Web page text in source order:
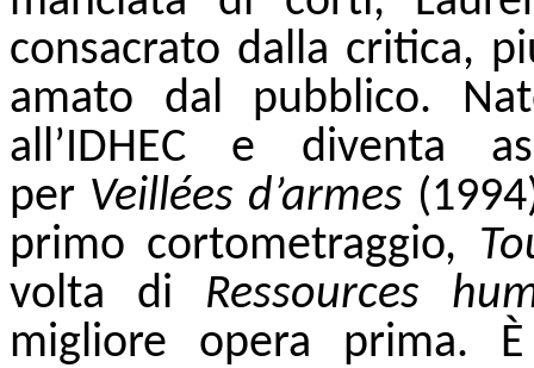
consacrato dalla critica,
amato dal pubblico.
all’IDHEC e diventa
per Veillées d’armes
primo cortometraggio,
volta di Ressources
migliore opera prima.